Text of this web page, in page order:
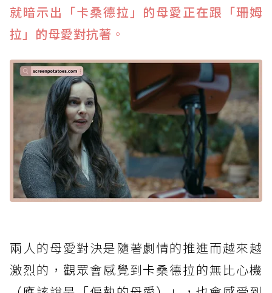
就暗示出「卡桑德拉」的母愛正在跟「珊姆
拉」的母愛對抗著 。
兩人的母愛對決是隨著劇情的推進而越來越
激烈的，觀眾會感覺到卡桑德拉的無比心機